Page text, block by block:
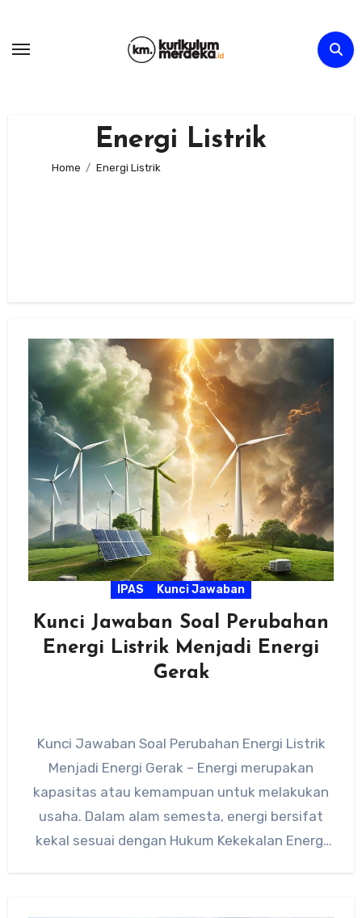
content
Energi Listrik
Home Energi Listrik
IPAS Kunci Jawaban
Kunci Jawaban Soal Perubahan
Energi Listrik Menjadi Energi
Gerak
Kunci Jawaban Soal Perubahan Energi Listrik
Menjadi Energi Gerak – Energi merupakan
kapasitas atau kemampuan untuk melakukan
usaha. Dalam alam semesta, energi bersifat
kekal sesuai dengan Hukum Kekekalan Energi